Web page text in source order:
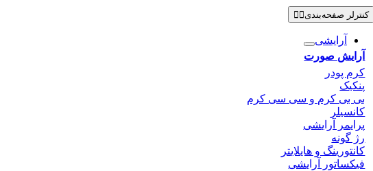
کنترلر صفحه‌بندی
آرایشی
آرایش صورت
کرم پودر
پنکیک
بی بی کرم و سی سی کرم
کانسیلر
پرایمر آرایشی
رژ گونه
کانتورینگ و هایلایتر
فیکساتور آرایشی